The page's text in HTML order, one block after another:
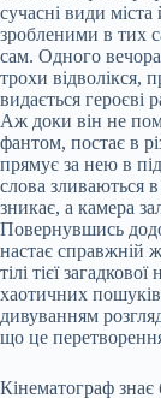
сучасні види міста
зробленими в тих
сам. Одного
трохи відволікся,
видається героєві
Аж доки він не
фантом, постає в
прямує за нею в
слова зливаються
зникає, а камера
Повернувшись
настає справжній
тілі тієї
хаотичних пошуків
дивуванням
що це
Кінематограф знає